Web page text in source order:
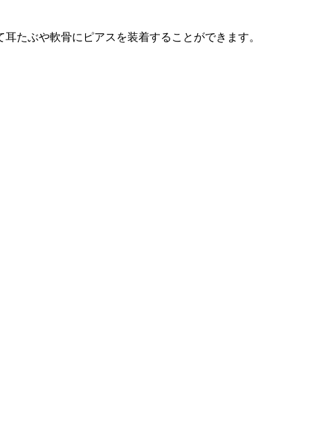
たぶや軟骨にピアスを装着することができます。
い。